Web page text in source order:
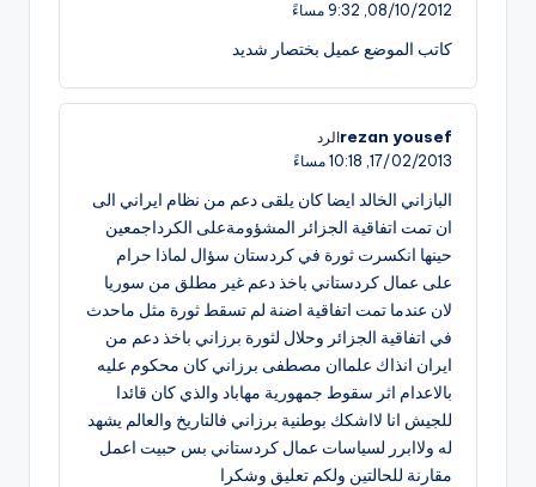
08/10/2012, 9:32 مساءً
كاتب الموضع عميل بختصار شديد
rezan yousefالرد
17/02/2013, 10:18 مساءً
البازاني الخالد ايضا كان يلقى دعم من نظام ايراني الى
ان تمت اتفاقية الجزائر المشؤومةعلى الكرداجمعين
حينها انكسرت ثورة في كردستان سؤال لماذا حرام
على عمال كردستاني باخذ دعم غير مطلق من سوريا
لان عندما تمت اتفاقية اضنة لم تسقط ثورة مثل ماحدث
في اتفاقية الجزائر وحلال لثورة برزاني باخذ دعم من
ايران انذاك علماان مصطفى برزاني كان محكوم عليه
بالاعدام اثر سقوط جمهورية مهاباد والذي كان قائدا
للجيش انا لااشكك بوطنية برزاني فالتاريخ والعالم يشهد
له ولاابرر لسياسات عمال كردستاني بس حبيت اعمل
مقارنة للحالتين ولكم تعليق وشكرا